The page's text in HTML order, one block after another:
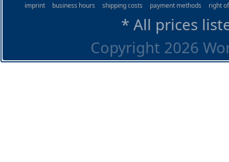
imprint business hours shipping costs payment methods right
* All prices
Copyright 2026